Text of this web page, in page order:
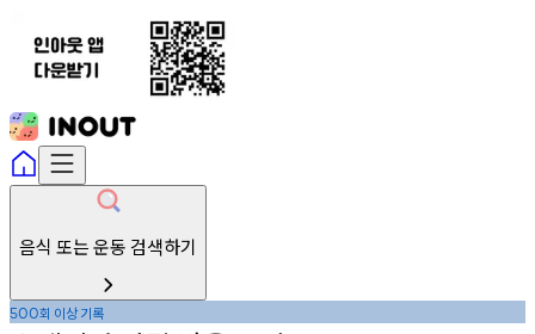
음식 또는 운동 검색하기
500회 이상기록